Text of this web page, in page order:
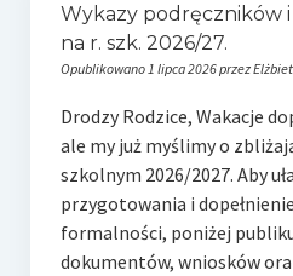
Wykazy podręczników
na r. szk. 2026/27.
Opublikowano 1 lipca 2026 przez
Drodzy Rodzice, Wakacje
ale my już myślimy o
szkolnym 2026/2027. Aby
przygotowania i
formalności, poniżej
dokumentów, wniosków